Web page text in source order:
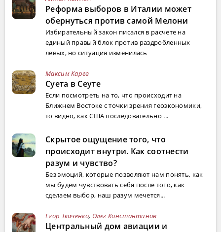
Реформа выборов в Италии может
обернуться против самой Мелони
Избирательный закон писался в расчете на
единый правый блок против раздробленных
левых, но ситуация изменилась
Максим Карев
Суета в Сеуте
Если посмотреть на то, что происходит на
Ближнем Востоке с точки зрения геоэкономики,
то видно, как США последовательно ...
Скрытое ощущение того, что
происходит внутри. Как соотнести
разум и чувство?
Без эмоций, которые позволяют нам понять, как
мы будем чувствовать себя после того, как
сделаем выбор, наш разум мечется...
Егор Ткаченко, Олег Константинов
Центральный дом авиации и